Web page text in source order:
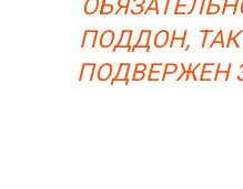
ПОДДОН,
ПОДВЕРЖЕН